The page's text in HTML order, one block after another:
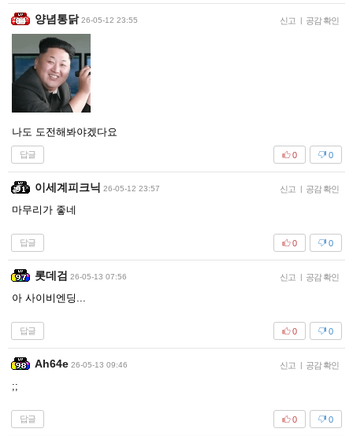
양념통닭 26-05-12 23:55 신고 | 공감 확인
나도 도전해봐야겠다요
답글 0
0
이세계피크닉 26-05-12 23:57 신고 | 공감 확인
마무리가 좋네
답글 0
0
롯데검 26-05-13 07:56 신고 | 공감 확인
아 사이비엔딩...
답글 0
0
Ah64e 26-05-13 09:46 신고 | 공감 확인
;;
답글 0
0